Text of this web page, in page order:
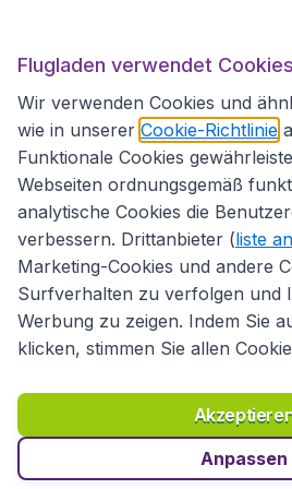
Flugladen.at
Internationale Webseiten
Richtlinien und Bedingungen
Datenschutzerklärung
Cookies
Flugladen verwendet Cookies
Wir verwenden Cookies und
wie in unserer Cookie-Richtlinie
Funktionale Cookies
Webseiten ordnungsgemäß
analytische Cookies die
verbessern. Drittanbieter (liste
Marketing-Cookies und andere
Surfverhalten zu verfolgen und
Werbung zu zeigen. Indem Sie
klicken, stimmen Sie allen
Anpassen